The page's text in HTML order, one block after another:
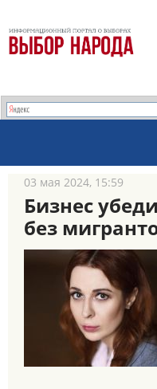
03 мая 2024, 15:59
Бизнес
без